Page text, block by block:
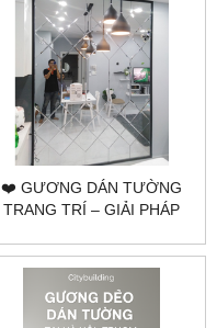
❤️ GƯƠNG DÁN TƯỜNG
TRANG TRÍ – GIẢI PHÁP
CITYBUILDING